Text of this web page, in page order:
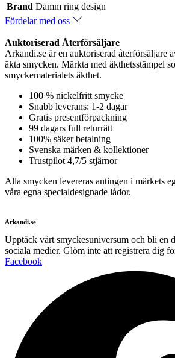
Brand Damm ring design
Fördelar med oss
Auktoriserad Återförsäljare
Arkandi.se är en auktoriserad återförsäljare
äkta smycken. Märkta med äkthetsstämpel
smyckematerialets äkthet.
100 % nickelfritt smycke
Snabb leverans: 1-2 dagar
Gratis presentförpackning
99 dagars full returrätt
100% säker betalning
Svenska märken & kollektioner
Trustpilot 4,7/5 stjärnor
Alla smycken levereras antingen i märkets
våra egna specialdesignade lådor.
Arkandi.se
Upptäck vårt smyckesuniversum och bli en
sociala medier. Glöm inte att registrera dig
Facebook